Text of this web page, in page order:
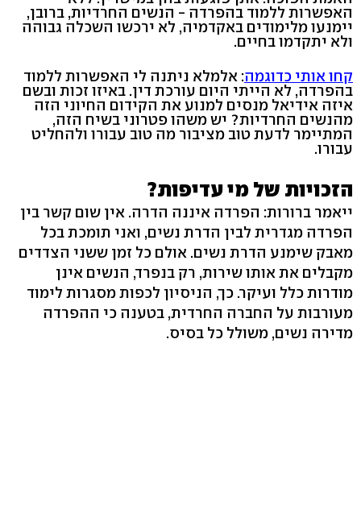
האפשרות ללמוד בהפרדה - הנשים החרדיות, ברובן,
יימנעו מלימודים באקדמיה, לא ירכשו השכלה גבוהה
ולא יתקדמו בחיים.
קחו אותי כדוגמה: אלמלא ניתנה לי האפשרות ללמוד
בהפרדה, לא הייתי היום עורכת דין. באיזו זכות ובשם
איזה אידיאל מנסים למנוע את הקידום החיוני הזה
מהנשים החרדיות? יש משהו פטרוני בשיח הזה,
המתיימר לדעת טוב מציבור מה טוב עבורו ולהחליט
עבורו.
הזכויות של מי עדיפות?
ייאמר ברורות: הפרדה איננה הדרה. אין שום קשר בין
הפרדה מגדרית לבין הדרת נשים, ואני תומכת בכל
מאבק שימנע הדרת נשים. אולם כל זמן ששני הצדדים
מקבלים את אותו שירות, רק בנפרד, הנשים אינן
מודרות כלל ועיקר. כך, הניסיון לכפות מסגרות לימוד
מעורבות על החברה החרדית, בטענה כי ההפרדה
מדירה נשים, משולל כל בסיס.